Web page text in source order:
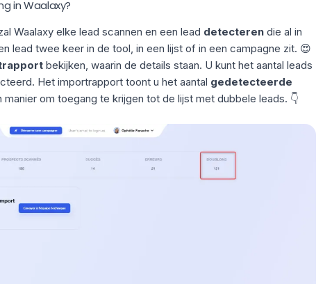
in Waalaxy?
Waalaxy elke lead scannen en een lead detecterendie al in
lead twee keer in de tool, in een lijstof in een campagne zit. 😍
bekijken, waarin de details staan. U kunt het aantal leads
Het importrapport toont u het aantal gedetecteerde
manier om toegang te krijgen tot de lijst met dubbele leads. 👇